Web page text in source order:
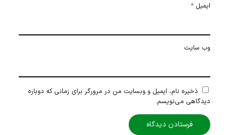
ایمیل *
وب‌ سایت
ذخیره نام، ایمیل و وبسایت من در مرورگر برای زمانی که دوباره
دیدگاهی می‌نویسم.